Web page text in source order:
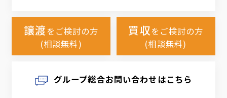
譲渡をご検討の方
(相談無料)
買収をご検討の方
(相談無料)
グループ総合お問い合わせはこちら